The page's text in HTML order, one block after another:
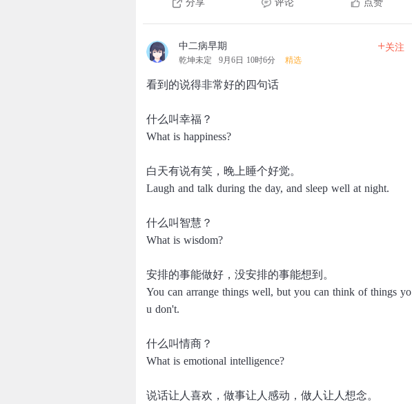
分享 评论 点赞
中二病早期
乾坤未定 9月6日 10时6分 精选
+关注
看到的说得非常好的四句话
什么叫幸福？
What is happiness?
白天有说有笑，晚上睡个好觉。
Laugh and talk during the day, and sleep well at night.
什么叫智慧？
What is wisdom?
安排的事能做好，没安排的事能想到。
You can arrange things well, but you can think of things yo
u don't.
什么叫情商？
What is emotional intelligence?
说话让人喜欢，做事让人感动，做人让人想念。